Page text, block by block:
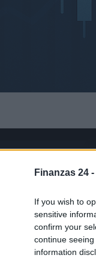
Finanzas 24 -
If you wish to
sensitive
confirm your
continue
information